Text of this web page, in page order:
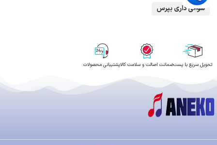
سوالی داری بپرس
تحویل سریع با پستضمانت اصالت و سلامت کالاپشتیبانی محصولات